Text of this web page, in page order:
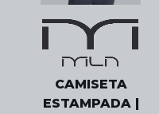
CAMISETA
ESTAMPADA |